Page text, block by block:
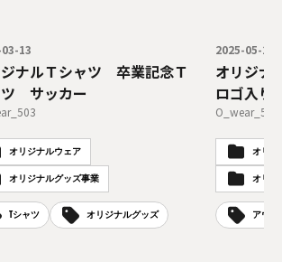
13
ナルＴシャツ 卒業記念Ｔ
サッカー
オリジナルウェア
オリジナルグッズ事業
Tシャツ オリジナルグッズ
2025-05-21
オリジ
ロゴ入り
O_wear_571
オリジ
オリジ
アウタ